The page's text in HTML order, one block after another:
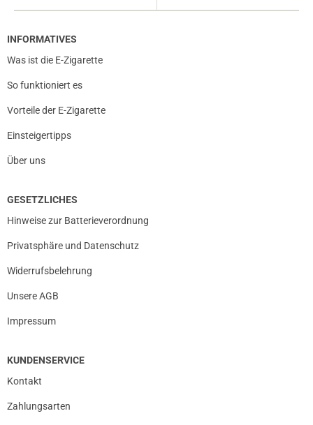
INFORMATIVES
Was ist die E-Zigarette
So funktioniert es
Vorteile der E-Zigarette
Einsteigertipps
Über uns
GESETZLICHES
Hinweise zur Batterieverordnung
Privatsphäre und Datenschutz
Widerrufsbelehrung
Unsere AGB
Impressum
KUNDENSERVICE
Kontakt
Zahlungsarten